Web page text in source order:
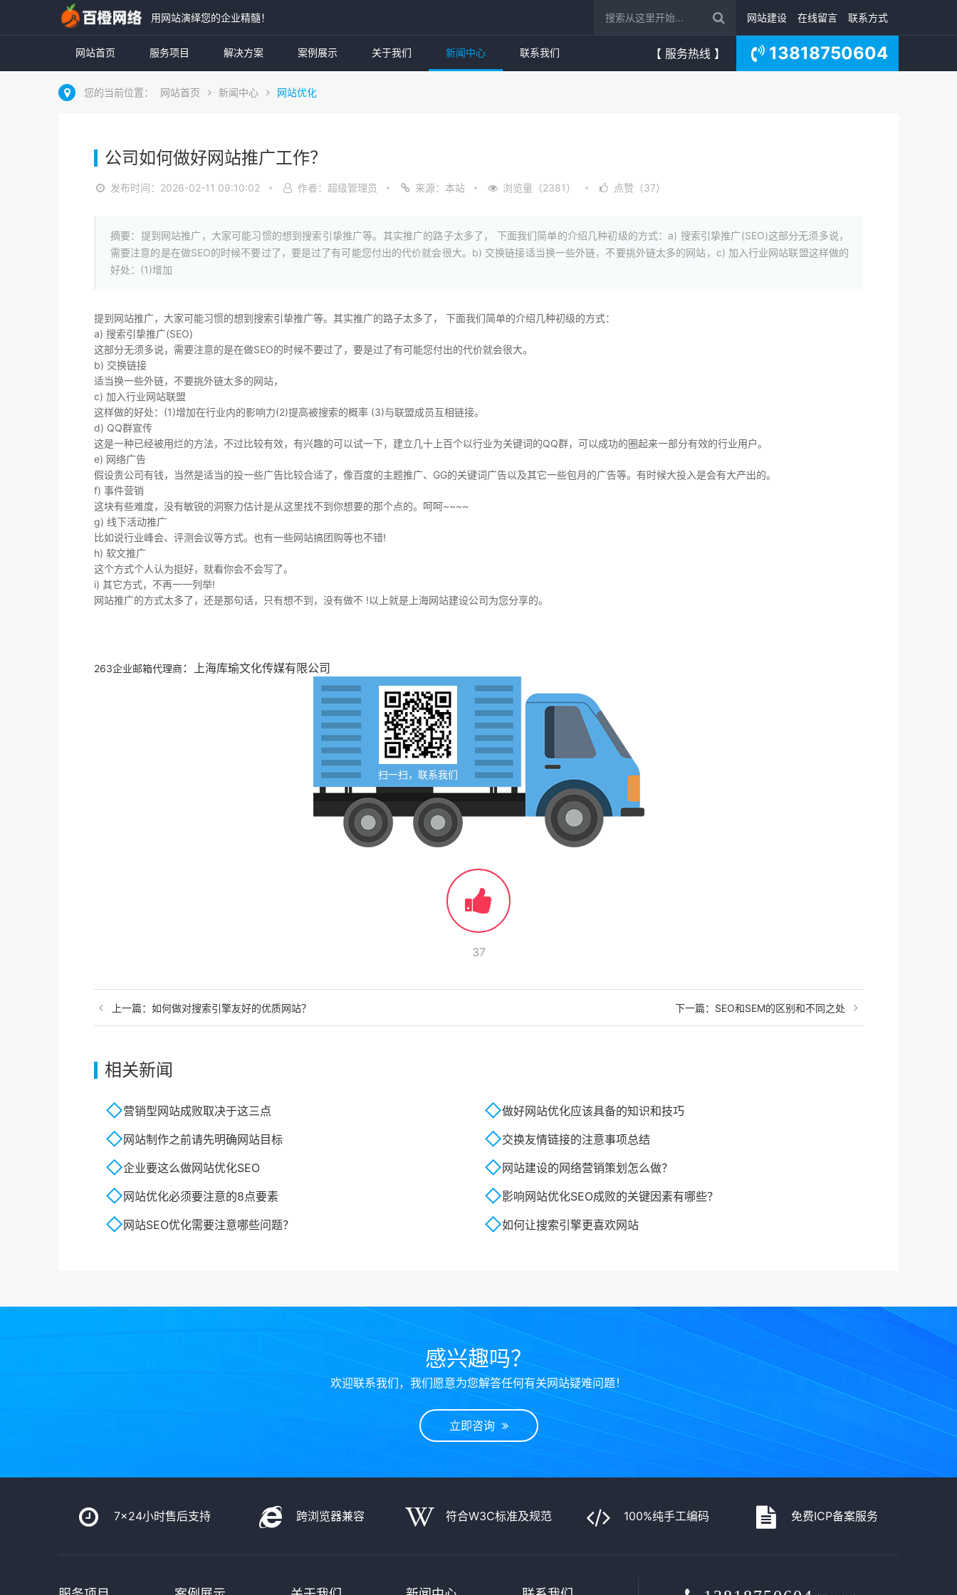
用网站演绎您的企业精髓！ 网站建设 在线留言 联系方式
网站首页 服务项目 解决方案 案例展示 关于我们 新闻中心 联系我们 【 服务热线 】 13818750604
您的当前位置： 网站首页 新闻中心 网站优化
公司如何做好网站推广工作？
发布时间：2026-02-11 09:10:02 作者：超级管理员 来源：本站 浏览量（2381） 点赞（37）
摘要：提到网站推广，大家可能习惯的想到搜索引挚推广等。其实推广的路子太多了， 下面我们简单的介绍几种初级的方式：a) 搜索引挚推广(SEO)这部分无须多说，
需要注意的是在做SEO的时候不要过了，要是过了有可能您付出的代价就会很大。b) 交换链接适当换一些外链，不要挑外链太多的网站，c) 加入行业网站联盟这样做的
好处：(1)增加
提到网站推广，大家可能习惯的想到搜索引挚推广等。其实推广的路子太多了， 下面我们简单的介绍几种初级的方式：
a) 搜索引挚推广(SEO)
这部分无须多说，需要注意的是在做SEO的时候不要过了，要是过了有可能您付出的代价就会很大。
b) 交换链接
适当换一些外链，不要挑外链太多的网站，
c) 加入行业网站联盟
这样做的好处：(1)增加在行业内的影响力(2)提高被搜索的概率 (3)与联盟成员互相链接。
d) QQ群宣传
这是一种已经被用烂的方法，不过比较有效，有兴趣的可以试一下，建立几十上百个以行业为关键词的QQ群，可以成功的圈起来一部分有效的行业用户。
e) 网络广告
假设贵公司有钱，当然是适当的投一些广告比较合适了，像百度的主题推广、GG的关键词广告以及其它一些包月的广告等。有时候大投入是会有大产出的。
f) 事件营销
这块有些难度，没有敏锐的洞察力估计是从这里找不到你想要的那个点的。呵呵~~~~
g) 线下活动推广
比如说行业峰会、评测会议等方式。也有一些网站搞团购等也不错!
h) 软文推广
这个方式个人认为挺好，就看你会不会写了。
i) 其它方式，不再一一列举!
网站推广的方式太多了，还是那句话，只有想不到，没有做不 !以上就是上海网站建设公司为您分享的。
263企业邮箱代理商：上海库瑜文化传媒有限公司
扫一扫，联系我们
37
上一篇： 如何做对搜索引擎友好的优质网站？ 下一篇： SEO和SEM的区别和不同之处
相关新闻
营销型网站成败取决于这三点
做好网站优化应该具备的知识和技巧
网站制作之前请先明确网站目标
交换友情链接的注意事项总结
企业要这么做网站优化SEO
网站建设的网络营销策划怎么做？
网站优化必须要注意的8点要素
影响网站优化SEO成败的关键因素有哪些？
网站SEO优化需要注意哪些问题？
如何让搜索引擎更喜欢网站
感兴趣吗？
欢迎联系我们，我们愿意为您解答任何有关网站疑难问题！
立即咨询
7x24小时售后支持 跨浏览器兼容 符合W3C标准及规范 100%纯手工编码 免费ICP备案服务